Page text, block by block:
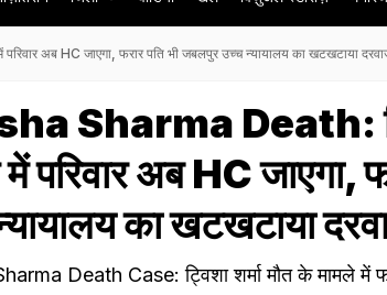
अब HC जाएगा, फरार पति भी जबलपुर उच्च न्यायालय का खटखटाया
Sharma Death:
परिवार अब HC जाएगा,
का खटखटाया
Death Case: ट्विशा शर्मा मौत के मामले में